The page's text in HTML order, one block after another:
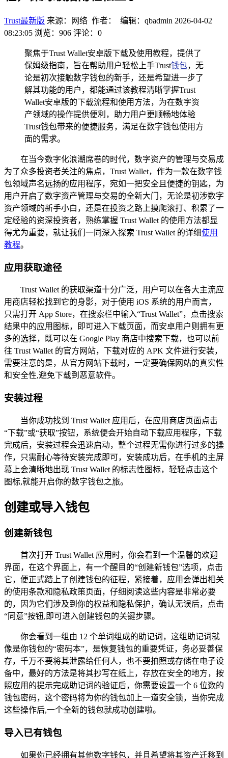
Trust最新版 来源：网络 作者： 编辑：qbadmin 2026-04-02
08:23:05 浏览：906 评论：0
聚焦于Trust Wallet安卓版下载及使用教程，提供了
保姆级指南，旨在帮助用户轻松上手Trust钱包，无
论是初次接触数字钱包的新手，还是希望进一步了
解其功能的用户，都能通过该教程清晰掌握Trust
Wallet安卓版的下载流程和使用方法，为在数字资
产领域的操作提供便利，助力用户更顺畅地体验
Trust钱包带来的便捷服务，满足在数字钱包使用方
面的需求。
在当今数字化浪潮席卷的时代，数字资产的管理与交易成
为了众多投资者关注的焦点，Trust Wallet，作为一款在数字钱
包领域声名远扬的应用程序，宛如一把安全且便捷的钥匙，为
用户开启了数字资产管理与交易的全新大门，无论是初涉数字
资产领域的新手小白，还是在投资之路上摸爬滚打、积累了一
定经验的资深投资者，熟练掌握 Trust Wallet 的使用方法都显
得尤为重要，就让我们一同深入探索 Trust Wallet 的详细使用
教程。
应用获取途径
Trust Wallet 的获取渠道十分广泛，用户可以在各大主流应
用商店轻松找到它的身影，对于使用 iOS 系统的用户而言，
只需打开 App Store，在搜索栏中输入“Trust Wallet”，点击搜索
结果中的应用图标，即可进入下载页面，而安卓用户则拥有更
多的选择，既可以在 Google Play 商店中搜索下载，也可以前
往 Trust Wallet 的官方网站，下载对应的 APK 文件进行安装，
需要注意的是，从官方网站下载时，一定要确保网站的真实性
和安全性,避免下载到恶意软件。
安装过程
当你成功找到 Trust Wallet 应用后，在应用商店页面点击
“下载”或“获取”按钮，系统便会开始自动下载应用程序，下载
完成后，安装过程会迅速启动，整个过程无需你进行过多的操
作，只需耐心等待安装完成即可，安装成功后，在手机的主屏
幕上会清晰地出现 Trust Wallet 的标志性图标，轻轻点击这个
图标,就能开启你的数字钱包之旅。
创建或导入钱包
创建新钱包
首次打开 Trust Wallet 应用时，你会看到一个温馨的欢迎
界面，在这个界面上，有一个醒目的“创建新钱包”选项，点击
它，便正式踏上了创建钱包的征程，紧接着，应用会弹出相关
的使用条款和隐私政策页面，仔细阅读这些内容是非常必要
的，因为它们涉及到你的权益和隐私保护，确认无误后，点击
“同意”按钮,即可进入创建钱包的关键步骤。
你会看到一组由 12 个单词组成的助记词，这组助记词就
像是你钱包的“密码本”，是恢复钱包的重要凭证，务必妥善保
存，千万不要将其泄露给任何人，也不要拍照或存储在电子设
备中，最好的方法是将其抄写在纸上，存放在安全的地方，按
照应用的提示完成助记词的验证后，你需要设置一个 6 位数的
钱包密码，这个密码将为你的钱包加上一道安全锁，当你完成
这些操作后,一个全新的钱包就成功创建啦。
导入已有钱包
如果你已经拥有其他数字钱包，并且希望将其资产迁移到